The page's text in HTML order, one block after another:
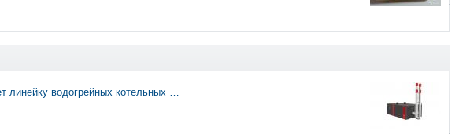
линейку водогрейных котельных …